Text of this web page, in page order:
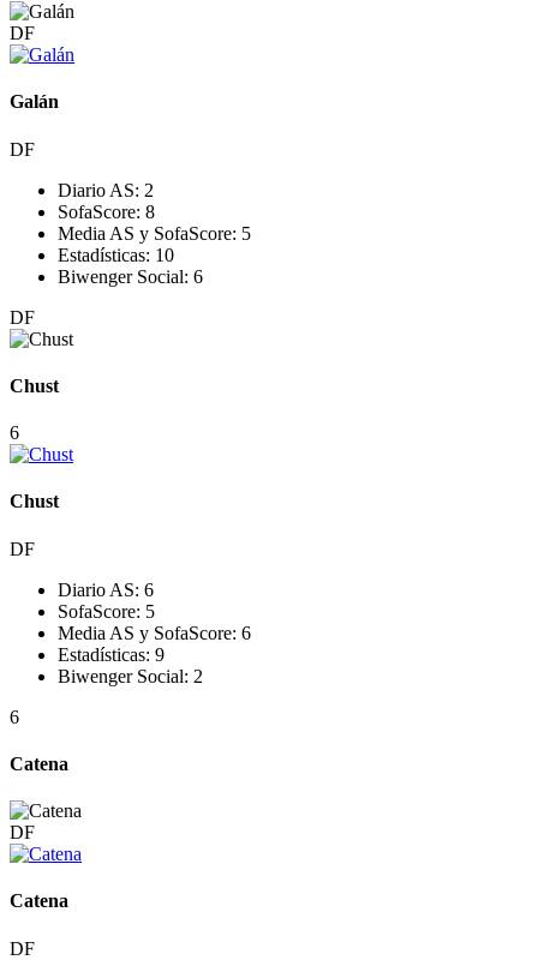
DF
Galán
DF
Diario AS: 2
SofaScore: 8
Media AS y SofaScore: 5
Estadísticas: 10
Biwenger Social: 6
DF
Chust
6
Chust
DF
Diario AS: 6
SofaScore: 5
Media AS y SofaScore: 6
Estadísticas: 9
Biwenger Social: 2
6
Catena
DF
Catena
DF